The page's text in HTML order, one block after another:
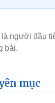
mục